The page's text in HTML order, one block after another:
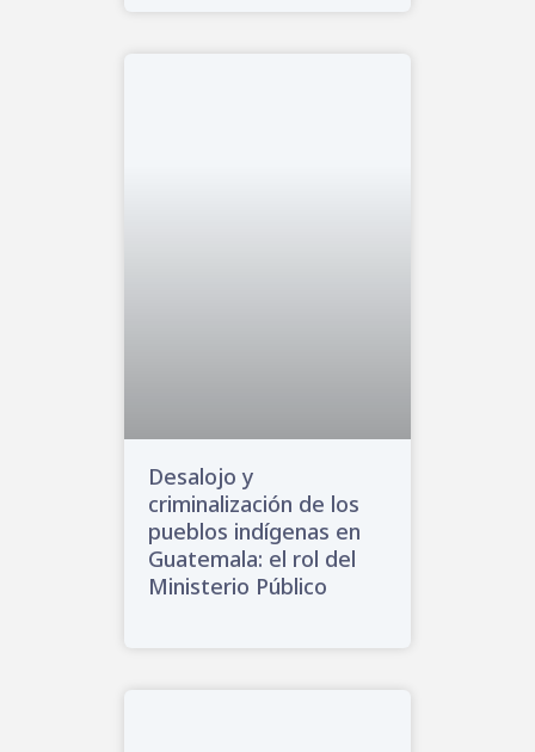
Desalojo y
criminalización de los
pueblos indígenas en
Guatemala: el rol del
Ministerio Público